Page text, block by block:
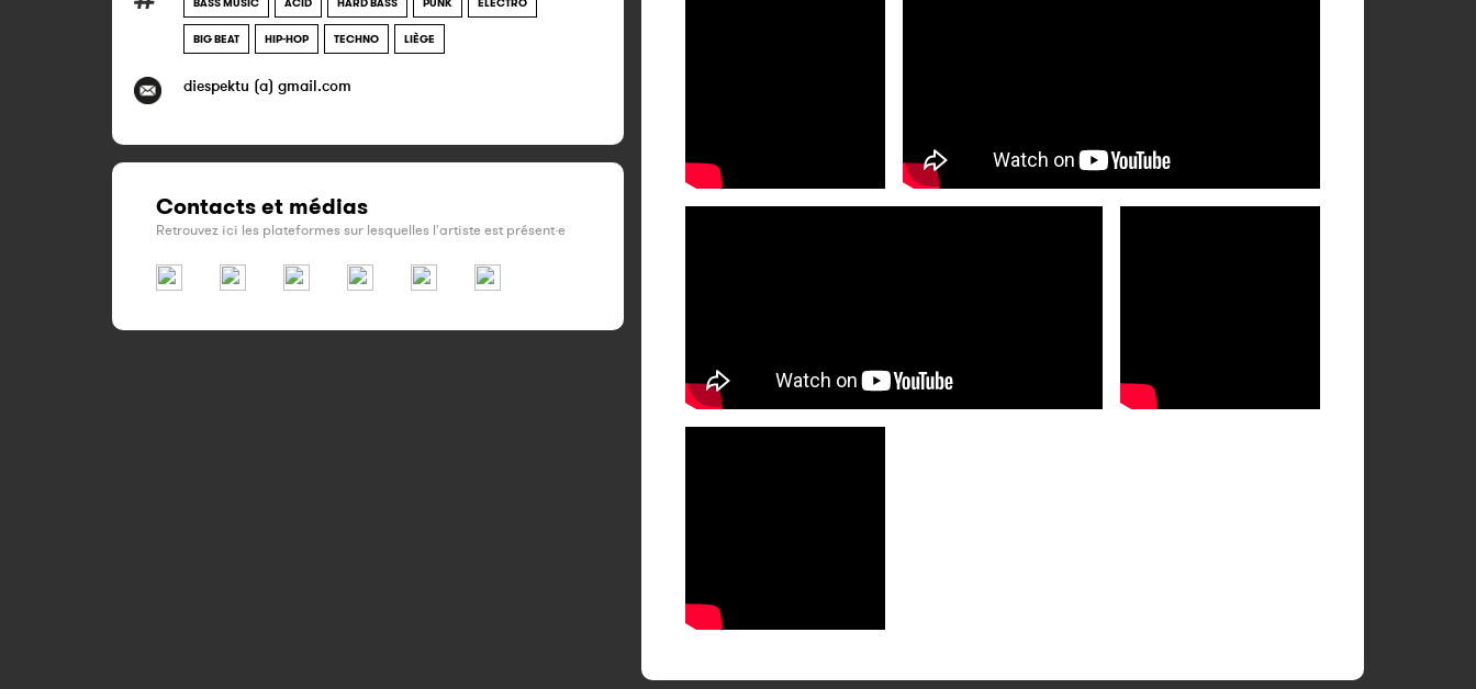
BIG BEAT HIP-HOP TECHNO LIÈGE
diespektu (a) gmail.com
Contacts et médias
Retrouvez ici les plateformes sur lesquelles l'artiste est présent·e